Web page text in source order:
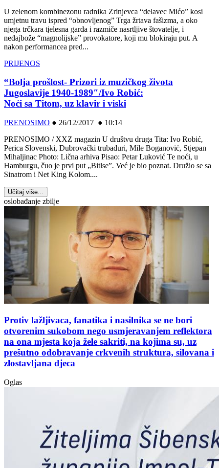
U zelenom kombinezonu radnika Zrinjevca “delavec Mićo” kosi
umjetnu travu ispred “obnovljenog” Trga žrtava fašizma, a oko
njega trčkara tjelesna garda i razmiče nasrtljive štovatelje, i
nedajbože “magnolijske” provokatore, koji mu blokiraju put. A
nakon performancea pred...
PRIJENOS
“Bolja prošlost- Prizori iz muzičkog života
Jugoslavije 1940-1989″/Ivo Robić:
Noći sa Titom, uz klavir i viski
PRENOSIMO ● 26/12/2017 ● 10:14
PRENOSIMO / XXZ magazin U društvu druga Tita: Ivo Robić,
Perica Slovenski, Dubrovački trubaduri, Mile Boganović, Stjepan
Mihaljinac Photo: Lična arhiva Pisao: Petar Luković Te noći, u
Hamburgu, čuo je prvi put „Bitlse”. Već je bio poznat. Družio se sa
Sinatrom i Net King Kolom....
Učitaj više...
oslobađanje zbilje
Protiv lažljivaca, fanatika i nasilnika se ne bori
otvorenim sukobom nego usmjeravanjem reflektora
na ona mjesta koja žele sakriti, na kojima su, uz
prešutno odobravanje crkvenih struktura, silovana i
zlostavljana djeca
Oglas